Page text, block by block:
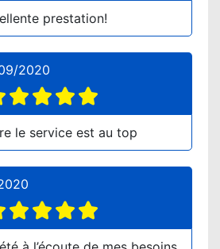
prestation!
2020
le service est au top